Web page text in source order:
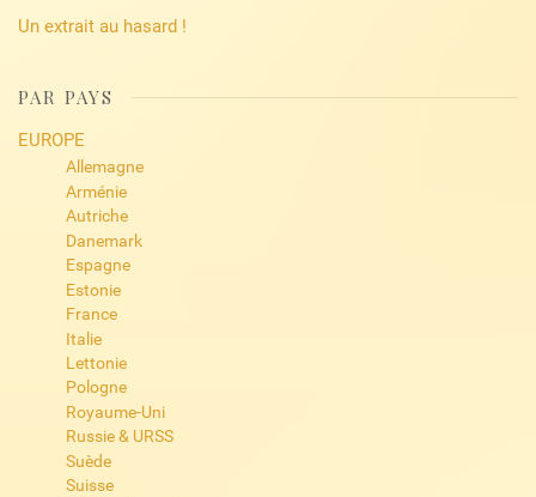
Un extrait au hasard !
PAR PAYS
EUROPE
Allemagne
Arménie
Autriche
Danemark
Espagne
Estonie
France
Italie
Lettonie
Pologne
Royaume-Uni
Russie & URSS
Suède
Suisse